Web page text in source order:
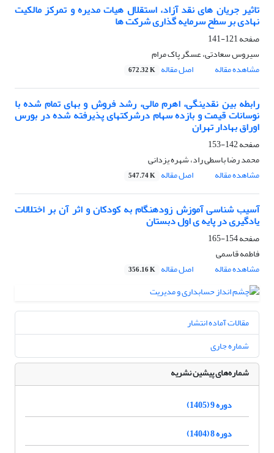
تاثیر جریان های نقد آزاد، استقلال هیات مدیره و تمرکز مالکیت
نهادی بر سطح سرمایه گذاری شرکت ها
صفحه121-141
سیروس سعادتی، عسگر پاک مرام
مشاهده مقاله
اصل مقاله 672.32 K
رابطه بین نقدینگی، اهرم مالی، رشد فروش و بهای تمام شده با
نوسانات قیمت و بازده سهام درشرکتهای پذیرفته شده در بورس
اوراق بهادار تهران
صفحه142-153
محمد رضا باسطی راد، شهره یزدانی
مشاهده مقاله
اصل مقاله 547.74 K
آسیب شناسی آموزش زودهنگام به کودکان و اثر آن بر اختلالات
یادگیری در پایه ی اول دبستان
صفحه154-165
فاطمه قاسمی
مشاهده مقاله
اصل مقاله 356.16 K
مقالات آماده انتشار
شماره جاری
شماره‌های پیشین نشریه
دوره 9 (1405)
دوره 8 (1404)